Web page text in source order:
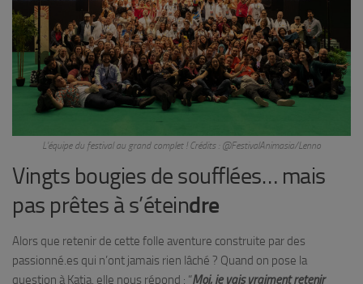
L’équipe du festival au grand complet ! Crédits : @FestivalAnimasia/Lenno
Vingts bougies de soufflées… mais
pas prêtes à s’éteindre
Alors que retenir de cette folle aventure construite par des
passionné.es qui n’ont jamais rien lâché ? Quand on pose la
question à Katia, elle nous répond : “Moi, je vais vraiment retenir